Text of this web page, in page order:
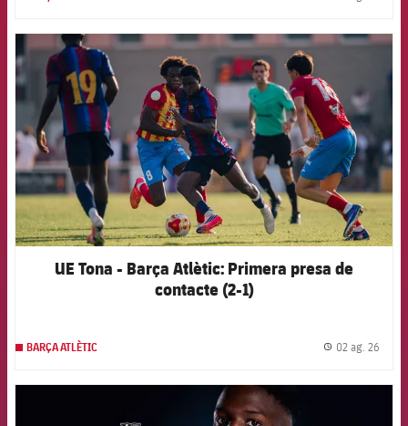
FCB Barcelona badge
UE Tona - Barça Atlètic: Primera presa de
contacte (2-1)
BARÇA ATLÈTIC 02 ag. 26
FCB Barcelona badge